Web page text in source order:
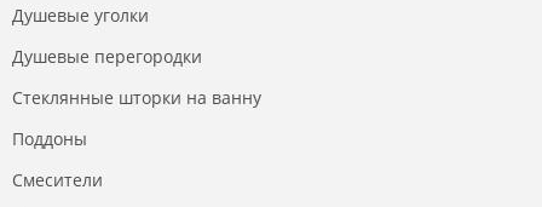
Душевые уголки
Душевые перегородки
Стеклянные шторки на ванну
Поддоны
Смесители